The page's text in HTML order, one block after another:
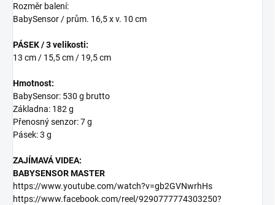
Rozměr balení:
BabySensor / prům. 16,5 x v. 10 cm
PÁSEK / 3 velikosti:
13 cm / 15,5 cm / 19,5 cm
Hmotnost:
BabySensor: 530 g brutto
Základna: 182 g
Přenosný senzor: 7 g
Pásek: 3 g
ZAJÍMAVÁ VIDEA:
BABYSENSOR MASTER
https://www.youtube.com/watch?v=gb2GVNwrhHs
https://www.facebook.com/reel/9290777774303250?